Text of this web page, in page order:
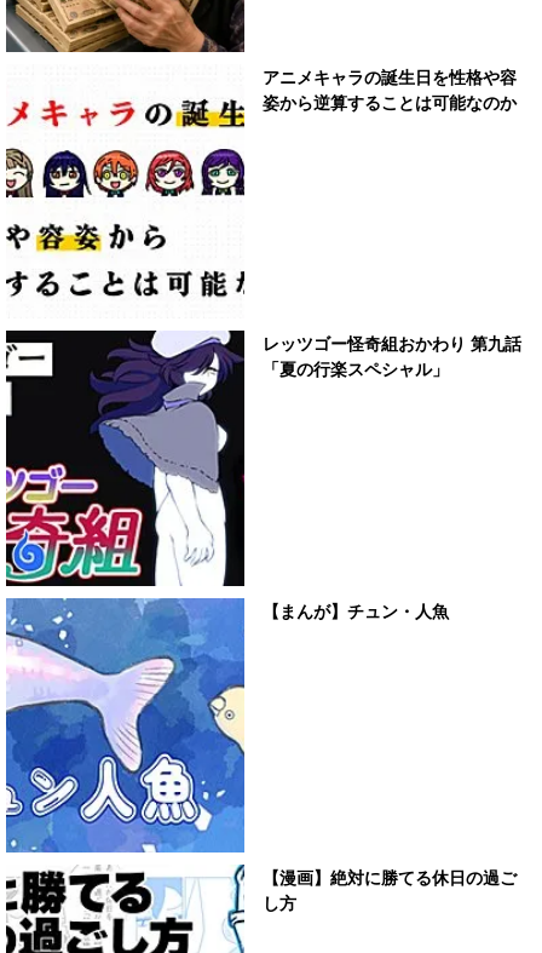
アニメキャラの誕生日を性格や容
姿から逆算することは可能なのか
レッツゴー怪奇組おかわり 第九話
「夏の行楽スペシャル」
【まんが】チュン・人魚
【漫画】絶対に勝てる休日の過ご
し方